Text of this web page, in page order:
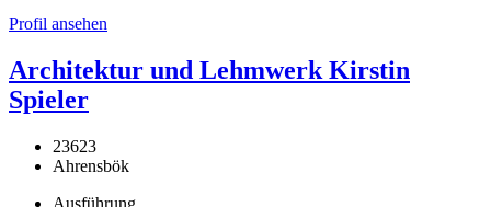
Profil ansehen
Architektur und Lehmwerk Kirstin
Spieler
23623
Ahrensbök